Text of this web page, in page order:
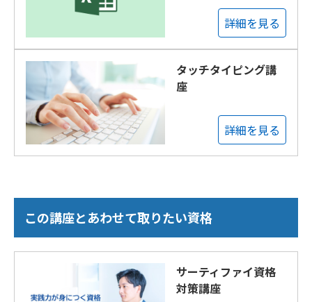
詳細を見る
タッチタイピング講
座
詳細を見る
この講座とあわせて取りたい資格
サーティファイ資格
対策講座